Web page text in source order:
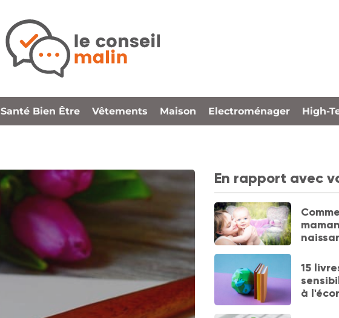
Santé Bien Être Vêtements Maison Electroménager High-
En rapport avec
15
à